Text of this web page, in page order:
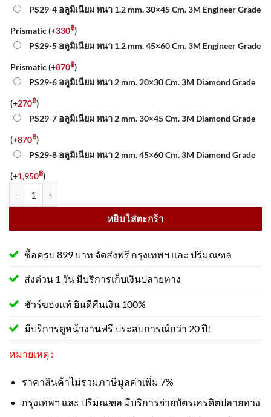
PS29-4 อลูมิเนียม หนา 1.2 mm. 30×45 Cm. 3M Engineer Grade
Prismatic(+330฿)
PS29-5 อลูมิเนียม หนา 1.2 mm. 45×60 Cm. 3M Engineer Grade
Prismatic(+870฿)
PS29-6 อลูมิเนียม หนา 2 mm. 20×30 Cm. 3M Diamond Grade
(+270฿)
PS29-7 อลูมิเนียม หนา 2 mm. 30×45 Cm. 3M Diamond Grade
(+870฿)
PS29-8 อลูมิเนียม หนา 2 mm. 45×60 Cm. 3M Diamond Grade
(+1,950฿)
หยิบใส่ตะกร้า
ซื้อครบ 899 บาท จัดส่งฟรี กรุงเทพฯ และ ปริมณฑล
ส่งด่วน 1 วัน มีบริการเก็บเงินปลายทาง
ชัวร์ของแท้ ยินดีคืนเงิน 100%
มีบริการดูหน้างานฟรี ประสบการณ์กว่า 20 ปี!
หมายเหตุ :
ราคาสินค้าไม่รวมภาษีมูลค่าเพิ่ม 7%
กรุงเทพฯ และ ปริมณฑล มีบริการจ่ายบัตรเครดิตปลายทาง